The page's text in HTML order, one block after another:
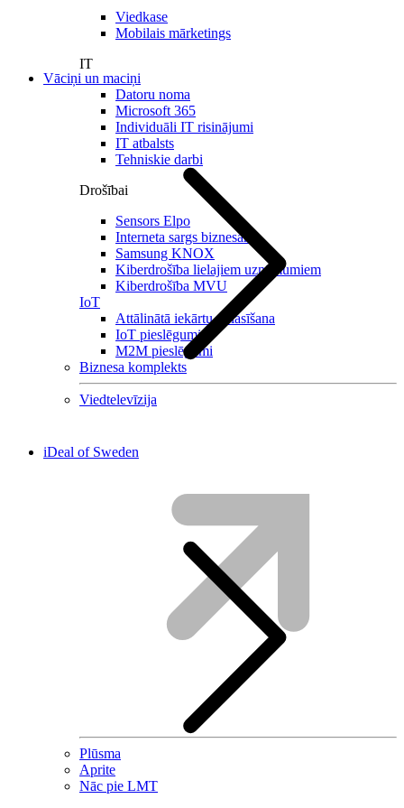
Viedkase
Mobilais mārketings
IT
Datoru noma
Microsoft 365
Individuāli IT risinājumi
IT atbalsts
Tehniskie darbi
Drošībai
Sensors Elpo
Interneta sargs biznesam
Samsung KNOX
Kiberdrošība lielajiem uzņēmumiem
Kiberdrošība MVU
IoT
Attālinātā iekārtu nolasīšana
IoT pieslēgumi
M2M pieslēgumi
Biznesa komplekts
Viedtelevīzija
Plūsma
Aprite
Nāc pie LMT
Vāciņi un maciņi
iDeal of Sweden